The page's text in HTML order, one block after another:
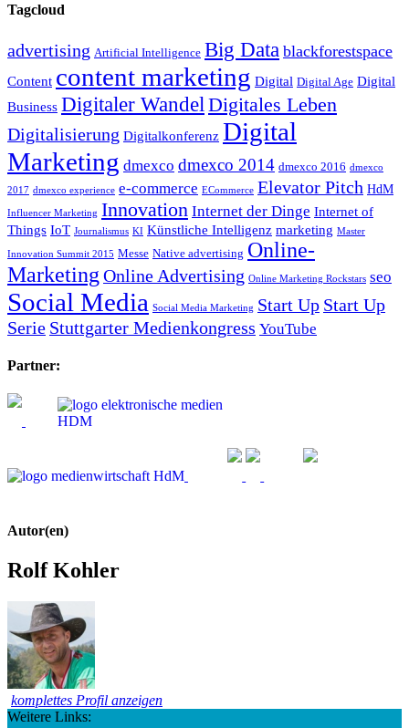
Tagcloud
advertising Artificial Intelligence Big Data blackforestspace
Content content marketing Digital Digital Age Digital
Business Digitaler Wandel Digitales Leben
Digitalisierung Digitalkonferenz Digital
Marketing dmexco dmexco 2014 dmexco 2016 dmexco
2017 dmexco experience e-commerce ECommerce Elevator Pitch HdM
Influencer Marketing Innovation Internet der Dinge Internet of
Things IoT Journalismus KI Künstliche Intelligenz marketing Master
Innovation Summit 2015 Messe Native advertising Online-
Marketing Online Advertising Online Marketing Rockstars seo
Social Media Social Media Marketing Start Up Start Up
Serie Stuttgarter Medienkongress YouTube
Partner:
Autor(en)
Rolf Kohler
komplettes Profil anzeigen
Weitere Links: